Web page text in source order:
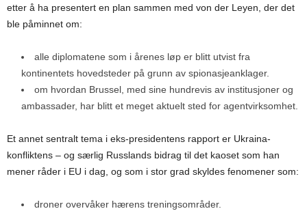
etter å ha presentert en plan sammen med von der Leyen, der det
ble påminnet om:
alle diplomatene som i årenes løp er blitt utvist fra
kontinentets hovedsteder på grunn av spionasjeanklager.
om hvordan Brussel, med sine hundrevis av institusjoner og
ambassader, har blitt et meget aktuelt sted for agentvirksomhet.
Et annet sentralt tema i eks-presidentens rapport er Ukraina-
konfliktens – og særlig Russlands bidrag til det kaoset som han
mener råder i EU i dag, og som i stor grad skyldes fenomener som:
droner overvåker hærens treningsområder.